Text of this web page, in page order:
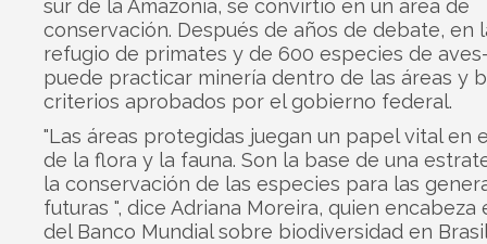
sur de la Amazonia, se convirtió en un área de
conservación. Después de años de debate, en
refugio de primates y de 600 especies de
puede practicar minería dentro de las áreas y
criterios aprobados por el gobierno federal.
"Las áreas protegidas juegan un papel vital en
de la flora y la fauna. Son la base de una
la conservación de las especies para las
futuras ", dice Adriana Moreira, quien encabeza
del Banco Mundial sobre biodiversidad en